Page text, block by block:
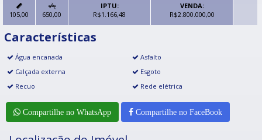

105,00

650,00
IPTU:
R$1.166,48
VENDA:
R$2.800.000,00
Características
Água encanada
Asfalto
Calçada externa
Esgoto
Recuo
Rede elétrica
Compartilhe no WhatsApp Compartilhe no FaceBook